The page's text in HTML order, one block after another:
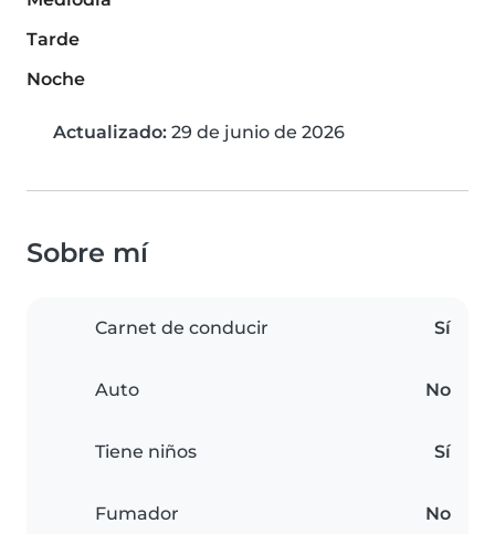
Tarde
Noche
Actualizado: 29 de junio de 2026
Sobre mí
Carnet de conducir Sí
Auto No
Tiene niños Sí
Fumador No